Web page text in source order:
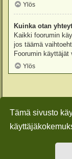
Tämä sivusto
Ylös
Kuinka otan
Kaikki foorumin
jos täämä
Foorumin käyttäjät
Ylös
Etusivu
Keskustelufoorumin